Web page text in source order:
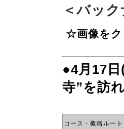
＜バッ
☆画像をク
●4月17
寺”を訪
コース・概略ルート